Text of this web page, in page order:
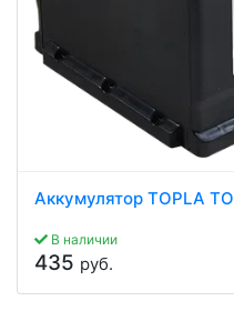
Аккумулятор TOPLA
В наличии
435 руб.